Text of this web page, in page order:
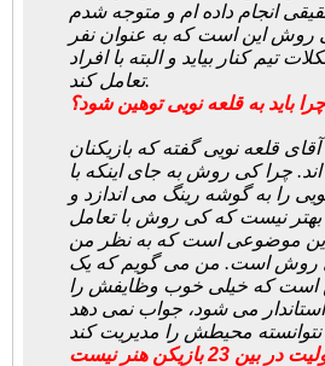
انجام داده ام و متوجه شدم
این است که به عنوان نفر
تیم کنار بیاید و البته با افراد
تعامل کند.
چرا باید به قلعه نویی توهین شود؟
قلعه نویی گفته که بازیکنان
چرا کی روش به جای اینکه با
را به گوشه رینگ می اندازد و
نیست که کی روش با تعامل
موضوعی است که به نظر من
است. من می گویم که یک
است که خیلی خوب وظایفش را
استاندار می شود، جواب نمی دهد
بین 23 بازیکن هنر نیست